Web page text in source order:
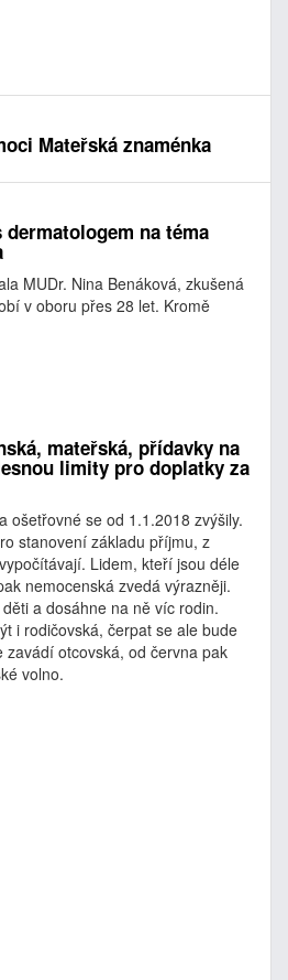
Mateřská znaménka
na téma
MUDr. Nina Benáková, zkušená
v oboru přes 28 let. Kromě
mateřská, přídavky na
limity pro doplatky za
ošetřovné se od 1.1.2018 zvýšily.
stanovení základu příjmu, z
Lidem, kteří jsou déle
nemocenská zvedá výrazněji.
a dosáhne na ně víc rodin.
i rodičovská, čerpat se ale bude
otcovská, od června pak
volno.